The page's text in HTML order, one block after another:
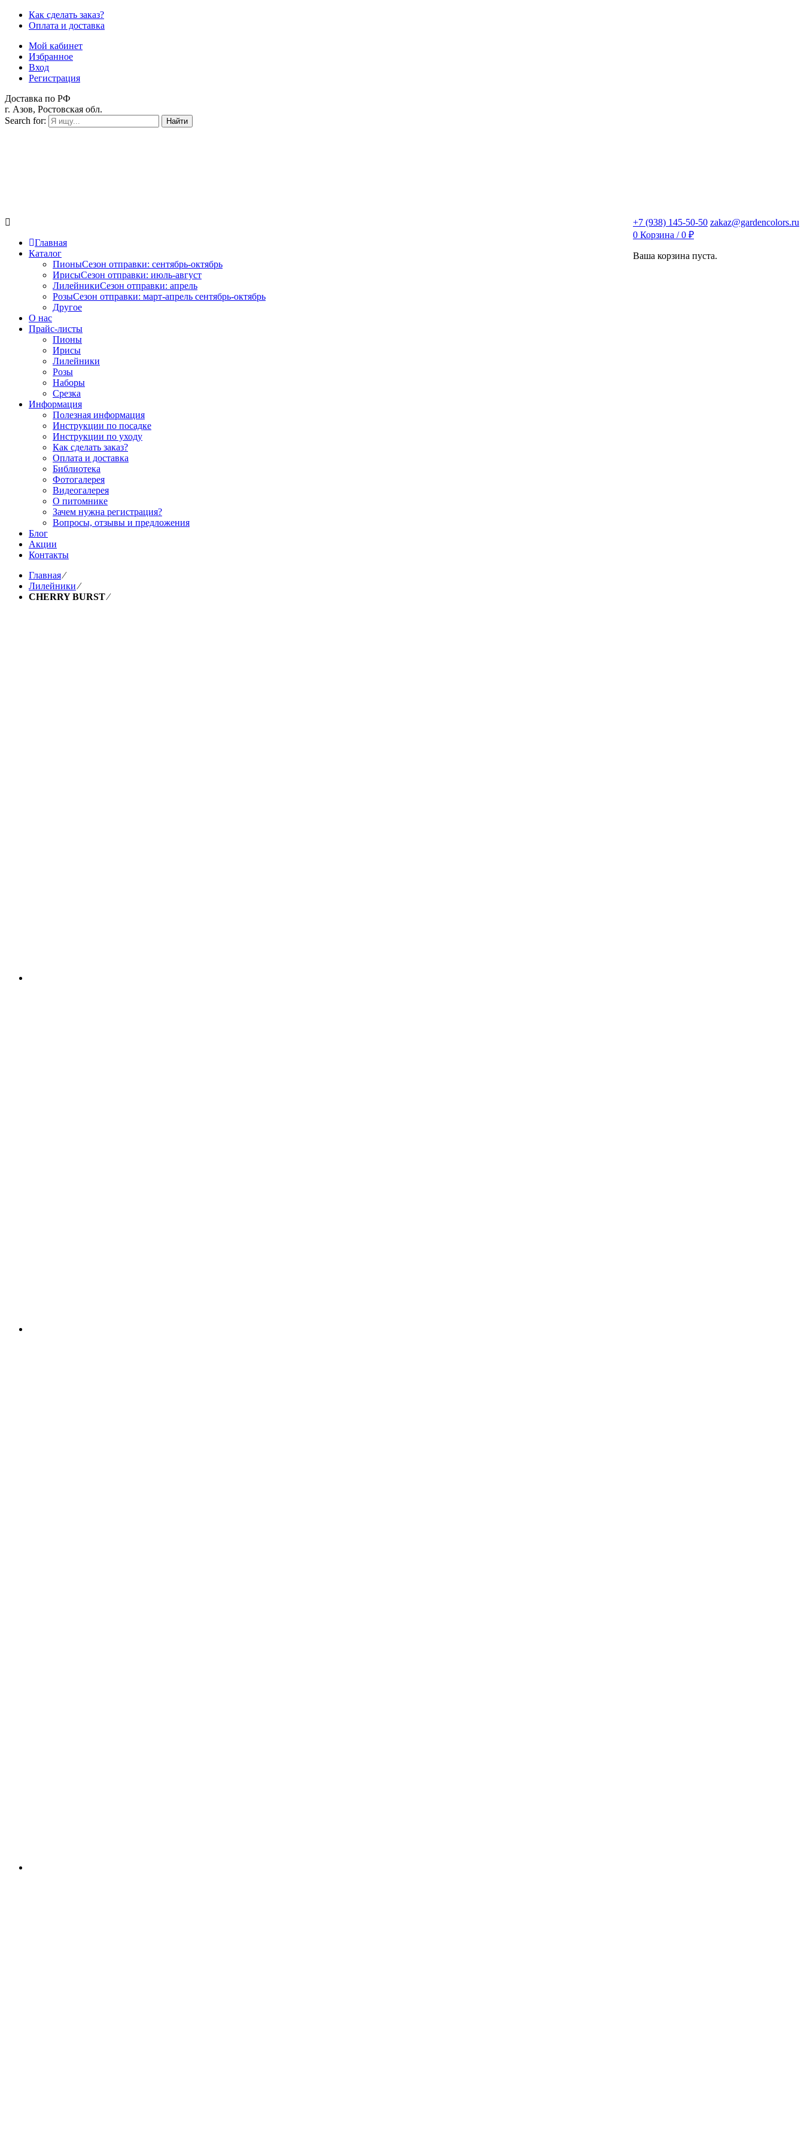
Как сделать заказ?
Оплата и доставка
Мой кабинет
Избранное
Вход
Регистрация
Доставка по РФ
г. Азов, Ростовская обл.
Search for:
Найти
+7 (938) 145-50-50 zakaz@gardencolors.ru
0 Корзина /0 ₽
Ваша корзина пуста.
Главная
Каталог
ПионыСезон отправки: сентябрь-октябрь
ИрисыСезон отправки: июль-август
ЛилейникиСезон отправки: апрель
РозыСезон отправки: март-апрель сентябрь-октябрь
Другое
О нас
Прайс-листы
Пионы
Ирисы
Лилейники
Розы
Наборы
Срезка
Информация
Полезная информация
Инструкции по посадке
Инструкции по уходу
Как сделать заказ?
Оплата и доставка
Библиотека
Фотогалерея
Видеогалерея
О питомнике
Зачем нужна регистрация?
Вопросы, отзывы и предложения
Блог
Акции
Контакты
Главная⁄
Лилейники⁄
CHERRY BURST⁄